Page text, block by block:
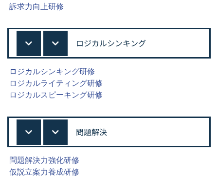
訴求力向上研修
ロジカルシンキング
ロジカルシンキング研修
ロジカルライティング研修
ロジカルスピーキング研修
問題解決
問題解決力強化研修
仮説立案力養成研修